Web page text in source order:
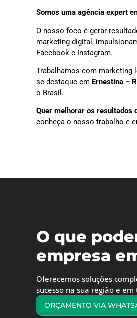
Somos uma agência expert
O nosso foco é gerar
marketing digital,
Facebook e Instagram.
Trabalhamos com marketing
se destaque em Ernestina –
o Brasil.
Quer melhorar os resultados
conheça o nosso trabalho e
O que
empresa
Oferecemos soluções
sucesso na sua região e
ORÇAMENTO VIA